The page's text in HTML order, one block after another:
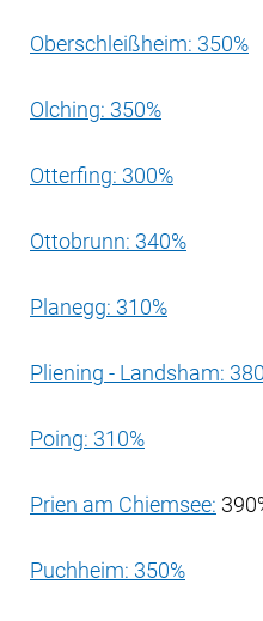
Oberschleißheim: 350%
Olching: 350%
Otterfing: 300%
Ottobrunn: 340%
Planegg: 310%
Pliening - Landsham:
Poing: 310%
Prien am Chiemsee:
Puchheim: 350%